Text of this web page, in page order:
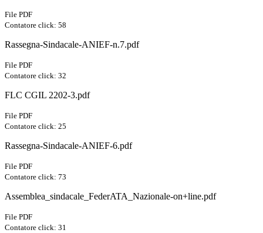
File PDF
Contatore click: 58
Rassegna-Sindacale-ANIEF-n.7.pdf
File PDF
Contatore click: 32
FLC CGIL 2202-3.pdf
File PDF
Contatore click: 25
Rassegna-Sindacale-ANIEF-6.pdf
File PDF
Contatore click: 73
Assemblea_sindacale_FederATA_Nazionale-on+line.pdf
File PDF
Contatore click: 31